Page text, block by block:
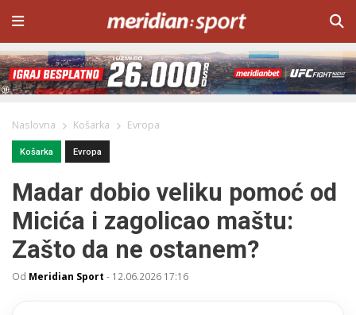
Naslovna Košarka Evropa
Košarka Evropa
Madar dobio veliku pomoć od
Micića i zagolicao maštu:
Zašto da ne ostanem?
Od Meridian Sport - 12.06.2026 17:16